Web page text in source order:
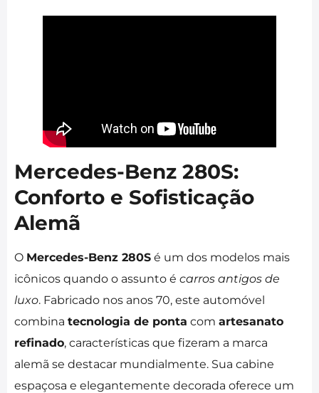
Mercedes-Benz 280S:
Conforto e Sofisticação
Alemã
O Mercedes-Benz 280S é um dos modelos mais
icônicos quando o assunto é carros antigos de
luxo. Fabricado nos anos 70, este automóvel
combina tecnologia de ponta com artesanato
refinado, características que fizeram a marca
alemã se destacar mundialmente. Sua cabine
espaçosa e elegantemente decorada oferece um